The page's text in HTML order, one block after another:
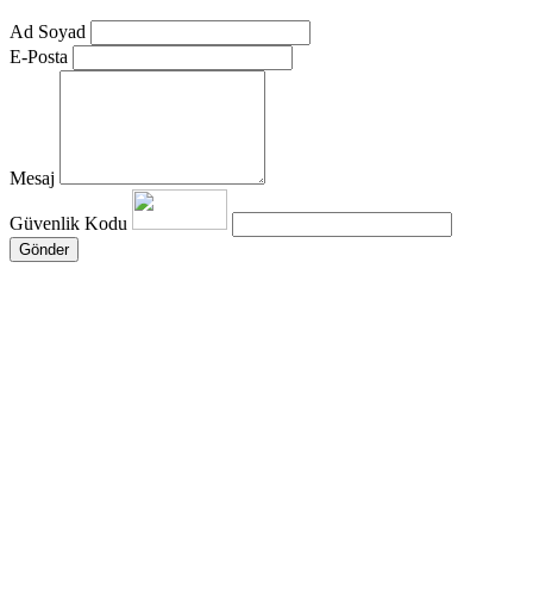
Ad Soyad
E-Posta
Mesaj
Güvenlik Kodu
Gönder